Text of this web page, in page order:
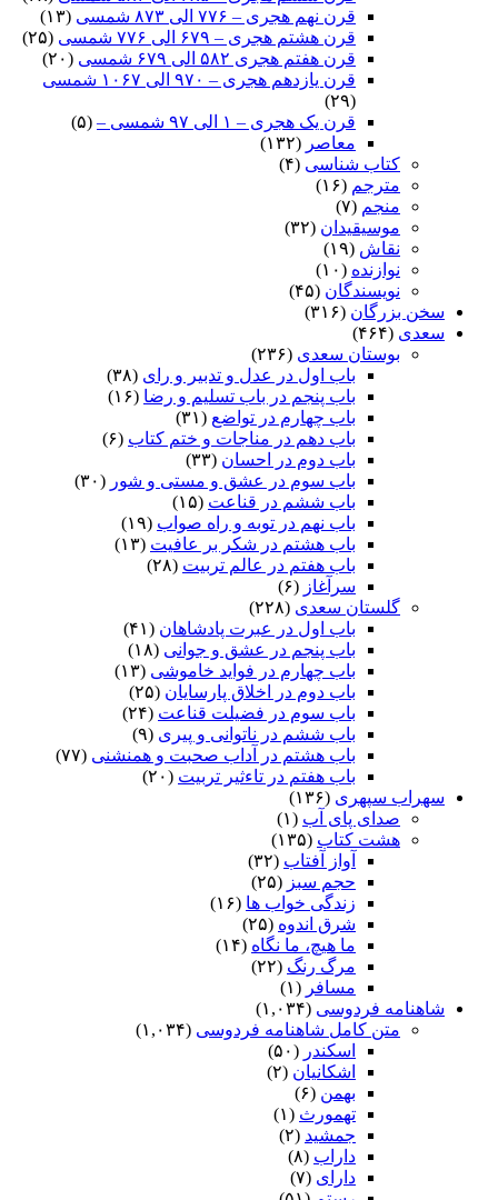
قرن نهم هجری – ۷۷۶ الی ۸۷۳ شمسی
(۱۳)
قرن هشتم هجری – ۶۷۹ الی ۷۷۶ شمسی
(۲۵)
قرن هفتم هجری ۵۸۲ الی ۶۷۹ شمسی
(۲۰)
قرن یازدهم هجری – ۹۷۰ الی ۱۰۶۷ شمسی
(۲۹)
قرن یک هجری – ۱ الی ۹۷ شمسی –
(۵)
معاصر (۱۳۲)
کتاب شناسی (۴)
مترجم (۱۶)
منجم (۷)
موسیقیدان (۳۲)
نقاش (۱۹)
نوازنده (۱۰)
نویسندگان (۴۵)
سخن بزرگان (۳۱۶)
سعدی (۴۶۴)
بوستان سعدی (۲۳۶)
باب اول در عدل و تدبیر و رای (۳۸)
باب پنجم در باب تسلیم و رضا (۱۶)
باب چهارم در تواضع (۳۱)
باب دهم در مناجات و ختم کتاب (۶)
باب دوم در احسان (۳۳)
باب سوم در عشق و مستی و شور (۳۰)
باب ششم در قناعت (۱۵)
باب نهم در توبه و راه صواب (۱۹)
باب هشتم در شکر بر عافیت (۱۳)
باب هفتم در عالم تربیت (۲۸)
سرآغاز (۶)
گلستان سعدی (۲۲۸)
باب اول در عبرت پادشاهان (۴۱)
باب پنجم در عشق و جوانى (۱۸)
باب چهارم در فواید خاموشى (۱۳)
باب دوم در اخلاق پارسایان (۲۵)
باب سوم در فضیلت قناعت (۲۴)
باب ششم در ناتوانى و پیرى (۹)
باب هشتم در آداب صحبت و همنشنى (۷۷)
باب هفتم در تاءثیر تربیت (۲۰)
سهراب سپهری (۱۳۶)
صدای پای آب (۱)
هشت کتاب (۱۳۵)
آواز آفتاب (۳۲)
حجم سبز (۲۵)
زندگی خواب ها (۱۶)
شرق اندوه (۲۵)
ما هیچ، ما نگاه (۱۴)
مرگ رنگ (۲۲)
مسافر (۱)
شاهنامه فردوسی (۱,۰۳۴)
متن کامل شاهنامه فردوسی (۱,۰۳۴)
اسکندر (۵۰)
اشکانیان (۲)
بهمن (۶)
تهمورث (۱)
جمشید (۲)
داراب (۸)
دارای (۷)